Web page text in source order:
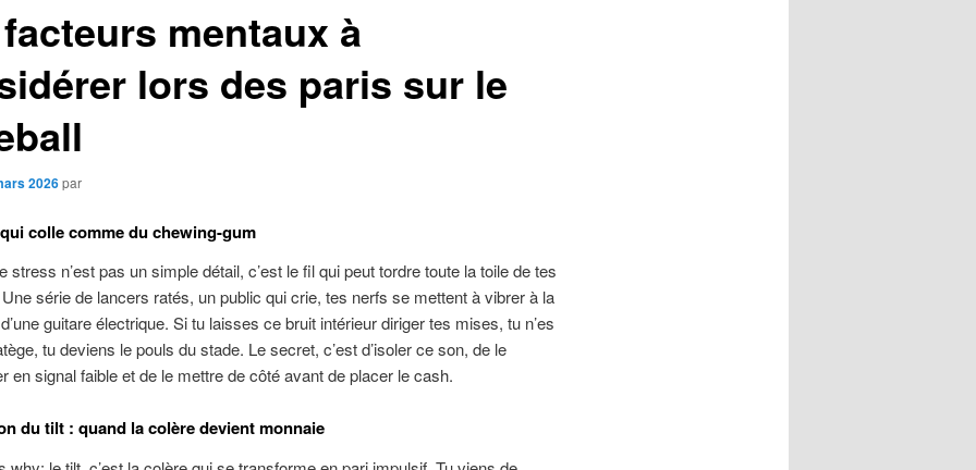
mentaux à
lors des paris sur le
2026par
colle comme du chewing-gum
stress n’est pas un simple détail, c’est le fil qui peut tordre toute la toile de tes
série de lancers ratés, un public qui crie, tes nerfs se mettent à vibrer à la
guitare électrique. Si tu laisses ce bruit intérieur diriger tes mises, tu n’es
tu deviens le pouls du stade. Le secret, c’est d’isoler ce son, de le
en signal faible et de le mettre de côté avant de placer le cash.
du tilt : quand la colère devient monnaie